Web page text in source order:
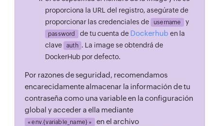
proporciona la URL del registro, asegúrate de
proporcionar las credenciales de
username y
password de tu cuenta de Dockerhub en la
clave
auth . La image se obtendrá de
DockerHub por defecto.
Por razones de seguridad, recomendamos
encarecidamente almacenar la información de tu
contraseña como una variable en la configuración
global y acceder a ella mediante
« env.{variable_name} » en el archivo